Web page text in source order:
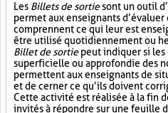
Les Billets de sortiesont un outil
permet aux enseignants
comprennent ce qui leur est
être utilisé quotidiennement ou
Billet de sortiepeut indiquer si les
superficielle ou approfondie des
permettent aux enseignants de
et de cerner ce qu’ils doivent
Cette activité est réalisée à la fin
invités à répondre sur une feuille